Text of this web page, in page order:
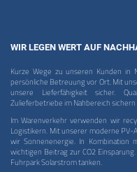
WIR LEGEN WERT AUF
Kurze Wege zu unseren Kunden in
persönliche Betreuung vor Ort. Mit
unsere Lieferfähigkeit sicher.
Zulieferbetriebe im Nahbereich
Im Warenverkehr verwenden wir
Logistikern. Mit unserer moderne
wir Sonnenenergie. In Kombination
wichtigen Beitrag zur CO2
Fuhrpark Solarstrom tanken.